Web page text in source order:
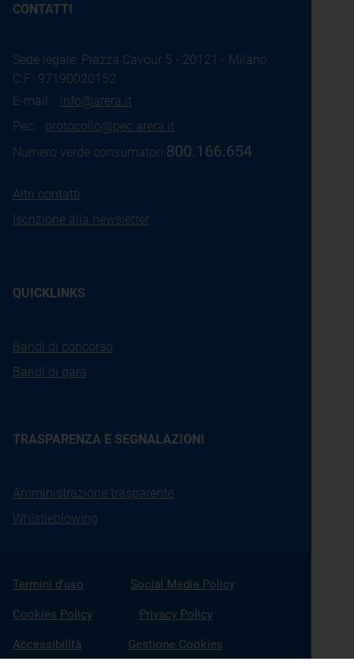
CONTATTI
Sede legale: Piazza Cavour 5 - 20121 - Milano
C.F.: 97190020152
E-mail: info@arera.it
Pec: protocollo@pec.arera.it
Numero verde consumatori:800.166.654
Altri contatti
Iscrizione alla newsletter
QUICKLINKS
Bandi di concorso
Bandi di gara
TRASPARENZA E SEGNALAZIONI
Amministrazione trasparente
Whistleblowing
Termini d'uso Social Media Policy
Cookies Policy Privacy Policy
Accessibilità Gestione Cookies